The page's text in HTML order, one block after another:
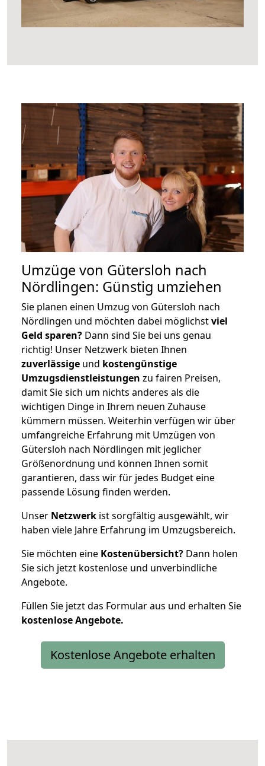
Umzüge von Gütersloh nach
Nördlingen: Günstig umziehen
Sie planen einen Umzug von Gütersloh nach
Nördlingen und möchten dabei möglichstviel
Geld sparen? Dann sind Sie bei uns genau
richtig! Unser Netzwerk bieten Ihnen
zuverlässige und kostengünstige
Umzugsdienstleistungen zu fairen Preisen,
damit Sie sich um nichts anderes als die
wichtigen Dinge in Ihrem neuen Zuhause
kümmern müssen. Weiterhin verfügen wir über
umfangreiche Erfahrung mit Umzügen von
Gütersloh nach Nördlingen mit jeglicher
Größenordnung und können Ihnen somit
garantieren, dass wir für jedes Budget eine
passende Lösung finden werden.
Unser Netzwerk ist sorgfältig ausgewählt, wir
haben viele Jahre Erfahrung im Umzugsbereich.
Sie möchten eine Kostenübersicht? Dann holen
Sie sich jetzt kostenlose und unverbindliche
Angebote.
Füllen Sie jetzt das Formular aus und erhalten Sie
kostenloseAngebote.
Kostenlose Angebote erhalten